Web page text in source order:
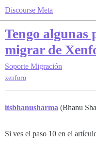
Discourse Meta
Tengo algunas
migrar de
Soporte Migración
xenforo
itsbhanusharma (Bhanu
Si ves el paso 10 en el